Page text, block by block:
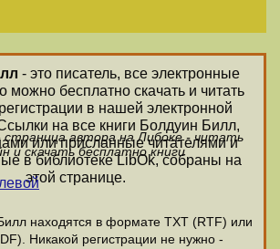
- это писатель, все электронные
можно бесплатно скачать и читать
в нашей электронной
на все книги Болдуин Билл,
или присланные читателями и
в библиотеке LibOk, собраны на
этой странице.
страница автора на Либоке - читать
и скачать бесплатно книги
находятся в формате ТХТ (RTF) или
Никакой регистрации не нужно -